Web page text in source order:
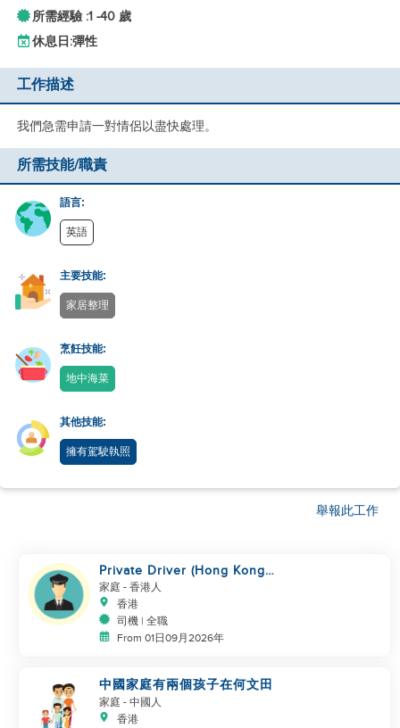
所需經驗 :1 -40 歲
休息日:彈性
工作描述
我們急需申請一對情侶以盡快處理。
所需技能/職責
語言:
英語
主要技能:
家居整理
烹飪技能:
地中海菜
其他技能:
擁有駕駛執照
舉報此工作
Private Driver (Hong Kong
Island Area, English-speaking)
家庭 - 香港人
香港
司機 | 全職
From 01日09月2026年
中國家庭有兩個孩子在何文田
家庭 - 中國人
香港